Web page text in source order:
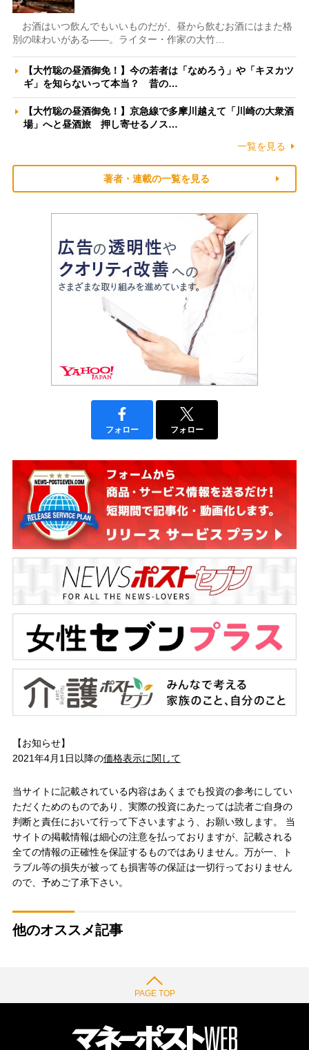
お酒はいつ飲んでもいいものだが、昼から飲むお酒にはまた格
別の味わいがある――。ライター・作家の大竹…
【大竹聡の昼酒御免！】今の若者は「なめろう」や「キヌカツ
ギ」を知らないって本当？ 昔の…
【大竹聡の昼酒御免！】京急線で多摩川越えて「川崎の大衆酒
場」へと昼酒旅 押し寄せるノス…
一覧を見る
著者・連載の一覧を見る
フォロー フォロー
【お知らせ】
2021年4月1日以降の価格表示に関して
当サイトに記載されている内容はあくまでも投資の参考にしてい
ただくためのものであり、実際の投資にあたっては読者ご自身の
判断と責任において行って下さいますよう、お願い致します。 当
サイトの掲載情報は細心の注意を払っておりますが、記載される
全ての情報の正確性を保証するものではありません。万が一、ト
ラブル等の損失が被っても損害等の保証は一切行っておりません
ので、予めご了承下さい。
他のオススメ記事
PAGE TOP